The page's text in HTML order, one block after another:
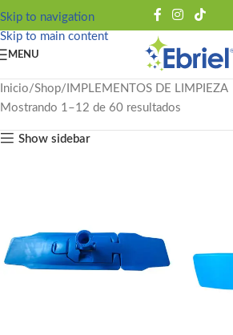
Skip to navigation
Skip to main content
MENU
Inicio Shop
IMPLEMENTOS DE LIMPIEZA
Mostrando 1–12 de 60 resultados
Show sidebar